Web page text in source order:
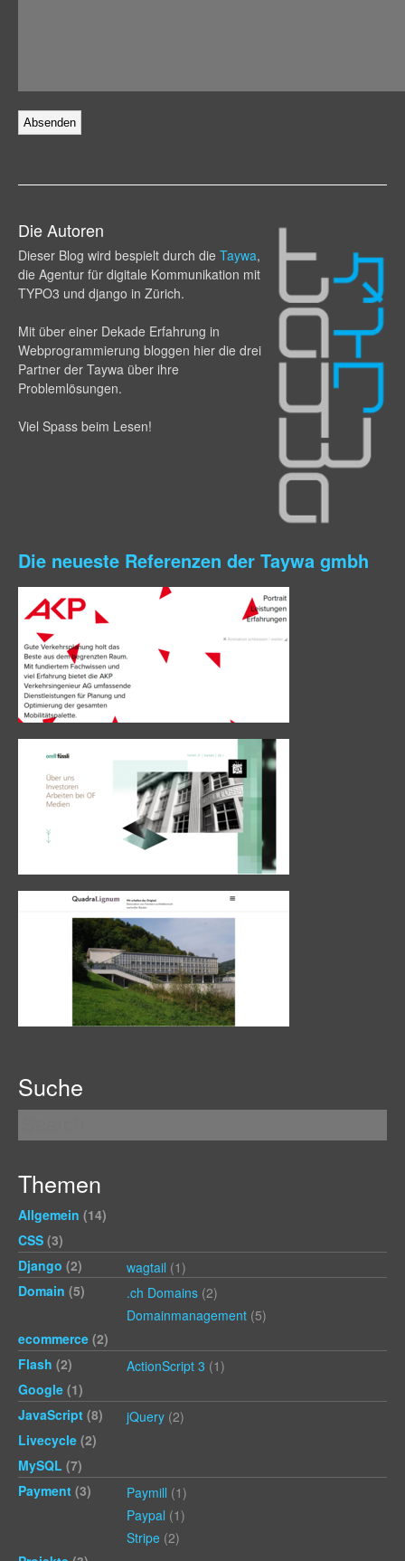
Die Autoren
Dieser Blog wird bespielt durch die Taywa,
die Agentur für digitale Kommunikation mit
TYPO3 und django in Zürich.
Mit über einer Dekade Erfahrung in
Webprogram­mierung bloggen hier die drei
Partner der Taywa über ihre
Problemlösungen.
Viel Spass beim Lesen!
Suche
Themen
Allgemein (14)
CSS (3)
Django (2) wagtail (1)
Domain (5) .ch Domains (2)
Domainmanagement (5)
ecommerce (2)
Flash (2) ActionScript 3 (1)
Google (1)
JavaScript (8) jQuery (2)
Livecycle (2)
MySQL (7)
Payment (3) Paymill (1)
Paypal (1)
Stripe (2)